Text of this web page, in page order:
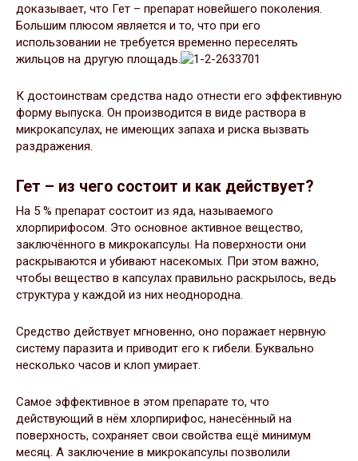
доказывает, что Гет – препарат новейшего поколения.
Большим плюсом является и то, что при его
использовании не требуется временно переселять
жильцов на другую площадь.
К достоинствам средства надо отнести его эффективную
форму выпуска. Он производится в виде раствора в
микрокапсулах, не имеющих запаха и риска вызвать
раздражения.
Гет – из чего состоит и как действует?
На 5 % препарат состоит из яда, называемого
хлорпирифосом. Это основное активное вещество,
заключённого в микрокапсулы. На поверхности они
раскрываются и убивают насекомых. При этом важно,
чтобы вещество в капсулах правильно раскрылось, ведь
структура у каждой из них неоднородна.
Средство действует мгновенно, оно поражает нервную
систему паразита и приводит его к гибели. Буквально
несколько часов и клоп умирает.
Самое эффективное в этом препарате то, что
действующий в нём хлорпирифос, нанесённый на
поверхность, сохраняет свои свойства ещё минимум
месяц. А заключение в микрокапсулы позволили